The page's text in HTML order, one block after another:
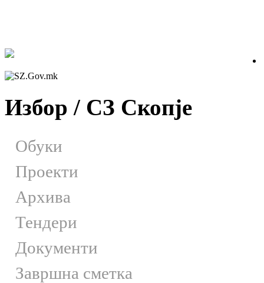
Избор / СЗ Скопје
Обуки
Проекти
Архива
Тендери
Документи
Завршна сметка